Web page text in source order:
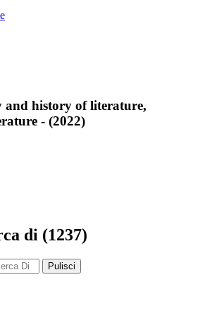
and history of literature,
- (2022)
di (1237)
Pulisci